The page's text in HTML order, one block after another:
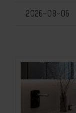
2026-08-06